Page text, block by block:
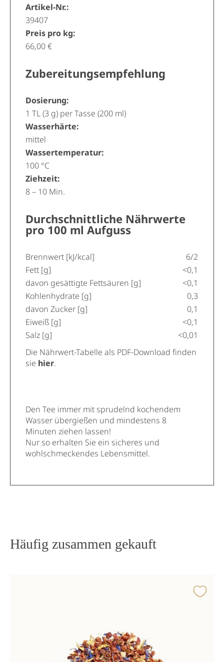
Artikel-Nr.:
39407
Preis pro kg:
66,00 €
Zubereitungsempfehlung
Dosierung:
1 TL (3 g) per Tasse (200 ml)
Wasserhärte:
mittel
Wassertemperatur:
100 °C
Ziehzeit:
8 – 10 Min.
Durchschnittliche Nährwerte
pro 100 ml Aufguss
Brennwert [kJ/kcal]
6/2
Fett [g]
<0,1
davon gesättigte Fettsäuren [g]
<0,1
Kohlenhydrate [g]
0,3
davon Zucker [g]
0,1
Eiweiß [g]
<0,1
Salz [g]
<0,01
Die Nährwert-Tabelle als PDF-Download finden
sie hier.
Den Tee immer mit sprudelnd kochendem
Wasser übergießen und mindestens 8
Minuten ziehen lassen!
Nur so erhalten Sie ein sicheres und
wohlschmeckendes Lebensmittel.
Häufig zusammen gekauft